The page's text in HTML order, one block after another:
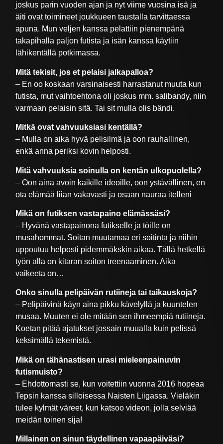
joskus parin vuoden ajan ja nyt viime vuosina isä ja
äiti ovat toimineet joukkueen taustalla tarvittaessa
apuna. Mun veljen kanssa pelattiin pienempänä
takapihalla paljon futista ja isän kanssa käytiin
lähikentällä potkimassa.
Mitä tekisit, jos et pelaisi jalkapalloa?
– En oo koskaan varsinaisesti harrastanut muuta kun
futista, mut vaihtoehtona oli joskus mm. salibandy, niin
varmaan pelaisin sitä. Tai sit mulla olis bändi.
Mitkä ovat vahvuuksiasi kentällä?
– Mulla on aika hyvä pelisilmä ja oon rauhallinen,
enkä anna periksi kovin helposti.
Mitä vahvuuksia soinulla on kentän ulkopuolella?
– Oon aina avoin kaikille ideoille, oon ystävällinen, en
ota elämää liian vakavasti ja osaan nauraa itelleni
Mikä on futiksen vastapaino elämässäsi?
– Hyvänä vastapainona futikselle ja töille on
musahommat. Soitan muutamaa eri soitinta ja niihin
uppoutuu helposti pidemmäkskin aikaa. Tällä hetkellä
työn alla on kitaran soiton treenaaminen. Aika
vaikeeta on…
Onko sinulla pelipäivän rutiineja tai taikauskoja?
– Pelipäivinä käyn aina pikku kävelyllä ja kuuntelen
musaa. Muuten ei ole mitään sen ihmeempiä rutiineja.
Koetan pitää ajatukset jossain muualla kuin pelissä
keksimällä tekemistä.
Mikä on tähänastisen urasi mieleenpainuvin
futismuisto?
– Ehdottomasti se, kun voitettiin vuonna 2016 hopeaa
Tepsin kanssa silloisessa Naisten Liigassa. Vieläkin
tulee kylmät väreet, kun katsoo videon, jolla selviää
meidän toinen sija!
Millainen on sinun täydellinen vapaapäiväsi?